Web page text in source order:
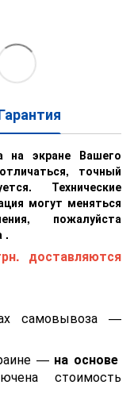
на экране Вашего
точный
Технические
могут меняться
пожалуйста
.
доставляются
самовывоза —
— на основе
стоимость